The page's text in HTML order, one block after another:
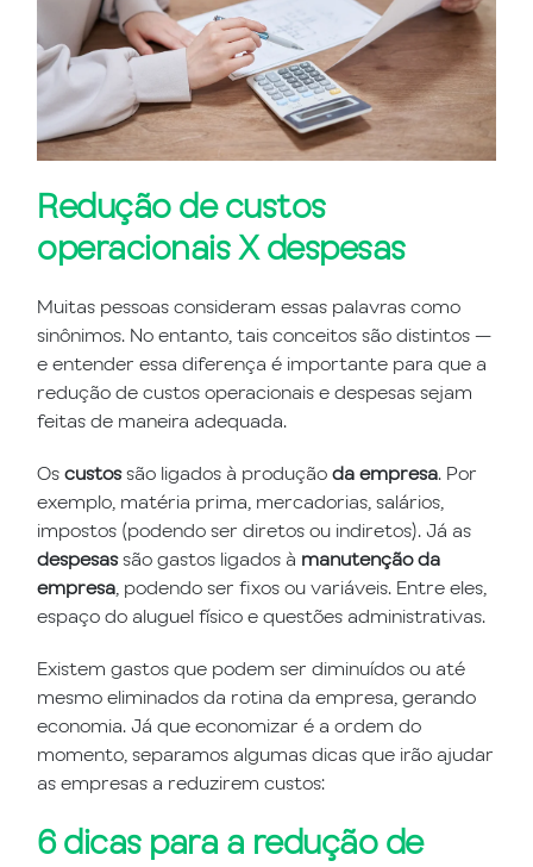
Redução de custos
operacionais X despesas
Muitas pessoas consideram essas palavras como
sinônimos. No entanto, tais conceitos são distintos —
e entender essa diferença é importante para que a
redução de custos operacionais e despesas sejam
feitas de maneira adequada.
Os custossão ligados à produção da empresa. Por
exemplo, matéria prima, mercadorias, salários,
impostos (podendo ser diretos ou indiretos). Já as
despesassão gastos ligados à manutenção da
empresa , podendo ser fixos ou variáveis. Entre eles,
espaço do aluguel físico e questões administrativas.
Existem gastos que podem ser diminuídos ou até
mesmo eliminados da rotina da empresa, gerando
economia. Já que economizar é a ordem do
momento, separamos algumas dicas que irão ajudar
as empresas a reduzirem custos:
6 dicas para a redução de